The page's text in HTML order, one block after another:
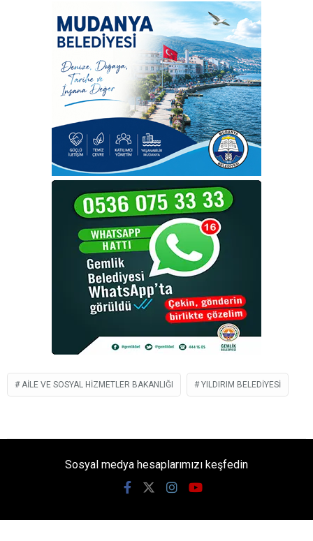
AILE VE SOSYAL HIZMETLER BAKANLIĞI YILDIRIM BELEDIYESI
Sosyal medya hesaplarımızı keşfedin